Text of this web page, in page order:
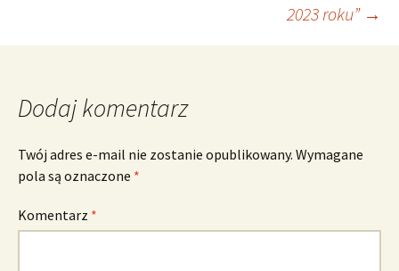
2023 roku” →
Dodaj komentarz
Twój adres e-mail nie zostanie opublikowany. Wymagane
pola są oznaczone *
Komentarz *